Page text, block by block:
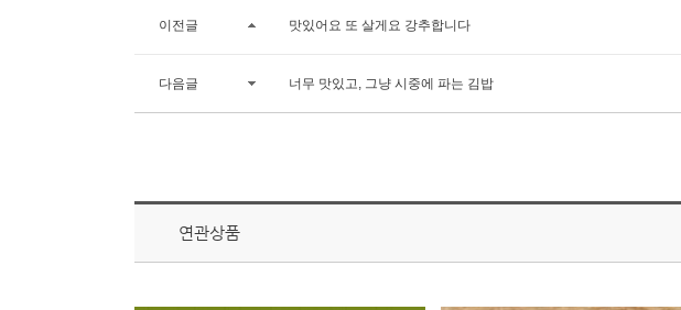
이전글 맛있어요 또 살게요 강추합니다
다음글 너무 맛있고, 그냥 시중에 파는 김밥
연관상품